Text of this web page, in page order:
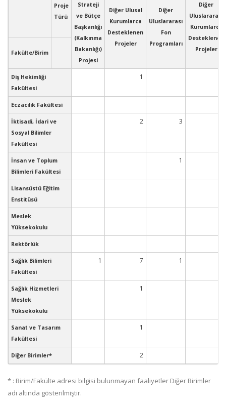
Proje
Türü
Strateji
ve Bütçe
Başkanlığı
(Kalkınma
Bakanlığı)
Projesi
Diğer Ulusal
Kurumlarca
Desteklenen
Projeler
Diğer
Uluslararası
Fon
Programları
Diğer
Uluslararası
Kurumlarca
Desteklenen
Projeler
Fakülte/Birim
Diş Hekimliği
Fakültesi
1
Eczacılık Fakültesi
İktisadi, İdari ve
Sosyal Bilimler
Fakültesi
2 3
İnsan ve Toplum
Bilimleri Fakültesi
1
Lisansüstü Eğitim
Enstitüsü
Meslek
Yüksekokulu
Rektörlük
Sağlık Bilimleri
Fakültesi
1 7 1
Sağlık Hizmetleri
Meslek
Yüksekokulu
1
Sanat ve Tasarım
Fakültesi
1
Diğer Birimler* 2
* : Birim/Fakülte adresi bilgisi bulunmayan faaliyetler Diğer Birimler
adı altında gösterilmiştir.